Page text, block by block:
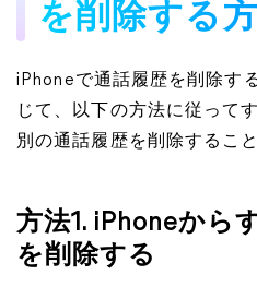
を削除する
iPhoneで通話履歴を削除す
じて、以下の方法に従って
別の通話履歴を削除するこ
方法1. iPhoneから
を削除する